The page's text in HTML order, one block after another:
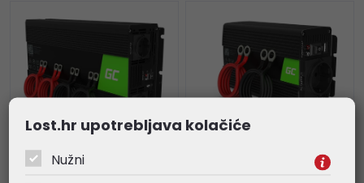
Lost.hr upotrebljava kolačiće
Nužni